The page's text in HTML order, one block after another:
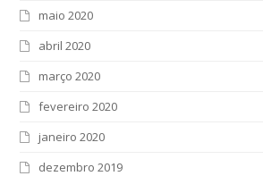
maio 2020
abril 2020
março 2020
fevereiro 2020
janeiro 2020
dezembro 2019